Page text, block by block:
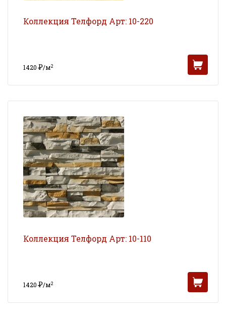
Коллекция Телфорд Арт: 10-220
1420Р/м2
Коллекция Телфорд Арт: 10-110
1420Р/м2